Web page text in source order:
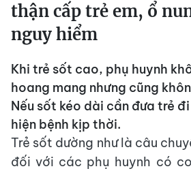
thận cấp trẻ em, ổ
nguy hiểm
Khi trẻ sốt cao, phụ huynh
hoang mang nhưng cũng
Nếu sốt kéo dài cần đưa trẻ
hiện bệnh kịp thời.
Trẻ sốt dường như là câu
đối với các phụ huynh có